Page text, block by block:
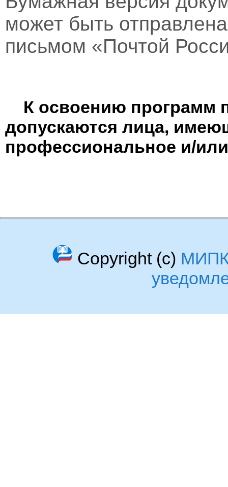
может быть
письмом «Почтой
К освоению программ
допускаются лица,
профессиональное и/
Copyright (c)